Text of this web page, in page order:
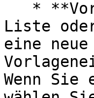
Liste
eine
Wenn Sie